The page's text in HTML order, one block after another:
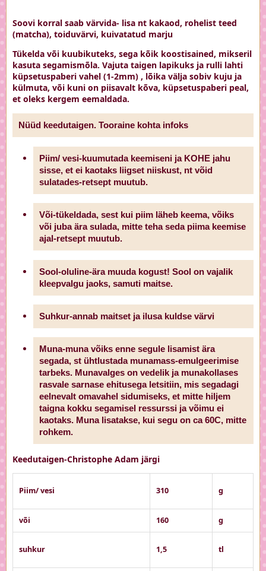
Soovi korral saab värvida- lisa nt kakaod, rohelist teed
(matcha), toiduvärvi, kuivatatud marju
Tükelda või kuubikuteks, sega kõik koostisained, mikseril
kasuta segamismõla. Vajuta taigen lapikuks ja rulli lahti
küpsetuspaberi vahel (1-2mm) , lõika välja sobiv kuju ja
külmuta, või kuni on piisavalt kõva, küpsetuspaberi peal,
et oleks kergem eemaldada.
Nüüd keedutaigen. Tooraine kohta infoks
Piim/ vesi-kuumutada keemiseni ja KOHE jahu
sisse, et ei kaotaks liigset niiskust, nt võid
sulatades-retsept muutub.
Või-tükeldada, sest kui piim läheb keema, võiks
või juba ära sulada, mitte teha seda piima keemise
ajal-retsept muutub.
Sool-oluline-ära muuda kogust! Sool on vajalik
kleepvalgu jaoks, samuti maitse.
Suhkur-annab maitset ja ilusa kuldse värvi
Muna-muna võiks enne segule lisamist ära
segada, st ühtlustada munamass-emulgeerimise
tarbeks. Munavalges on vedelik ja munakollases
rasvale sarnase ehitusega letsitiin, mis segadagi
eelnevalt omavahel sidumiseks, et mitte hiljem
taigna kokku segamisel ressurssi ja võimu ei
kaotaks. Muna lisatakse, kui segu on ca 60C, mitte
rohkem.
Keedutaigen-Christophe Adam järgi
Piim/ vesi 310 g
või 160 g
suhkur 1,5 tl